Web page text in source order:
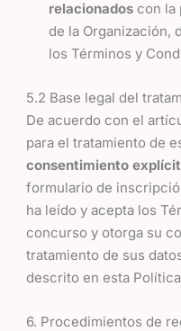
relacionadoscon la
de la Organización,
los Términos y
5.2 Base legal del
De acuerdo con el
para el tratamiento de
consentimiento
formulario de
ha leído y acepta los
concurso y otorga su
tratamiento de sus
descrito en esta
6. Procedimientos de